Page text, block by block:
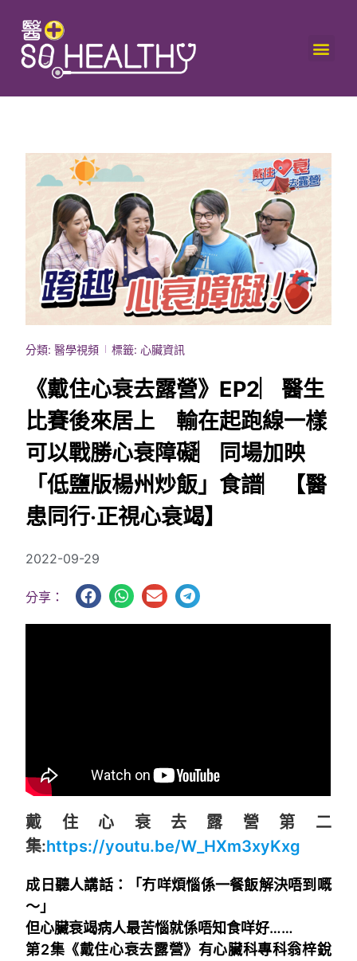
分類: 醫學視頻 標籤: 心臟資訊
《戴住心衰去露營》EP2︳醫生
比賽後來居上 輸在起跑線一樣
可以戰勝心衰障礙︳同場加映
「低鹽版楊州炒飯」食譜︳【醫
患同行‧正視心衰竭】
2022-09-29
分享：
戴住心衰去露營第二
集:https://youtu.be/W_HXm3xyKxg
成日聽人講話：「冇咩煩惱係一餐飯解決唔到嘅
～」
但心臟衰竭病人最苦惱就係唔知食咩好……
第2集《戴住心衰去露營》有心臟科專科翁梓銳